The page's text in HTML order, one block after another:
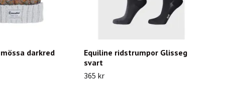
darkred
Equiline ridstrumpor Glisseg
svart
365 kr